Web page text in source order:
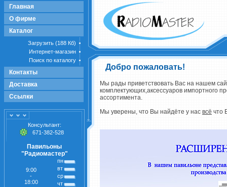
Главная
О фирме
Каталог
Загрузить (188 Кб)
Интернет-магазин
Поиск по каталогу
Контакты
Доставка
Ссылки
Консультант:
671-382-528
Павильоны
"Радиомастер"
9:00
-
18:00
пн
вт
ср
чт
Добро пожаловать!
Мы рады приветствовать Вас на нашем
комплектующих,аксессуаров импортного
ассортимента.
Мы уверены, что Вы найдёте у нас всё что